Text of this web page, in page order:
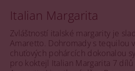
Italian Margarita
Zvláštností italské margarity je
Amaretto. Dohromady s tequilou
chuťových pohárcích dokonalou
pro koktejl Italian Margarita 7